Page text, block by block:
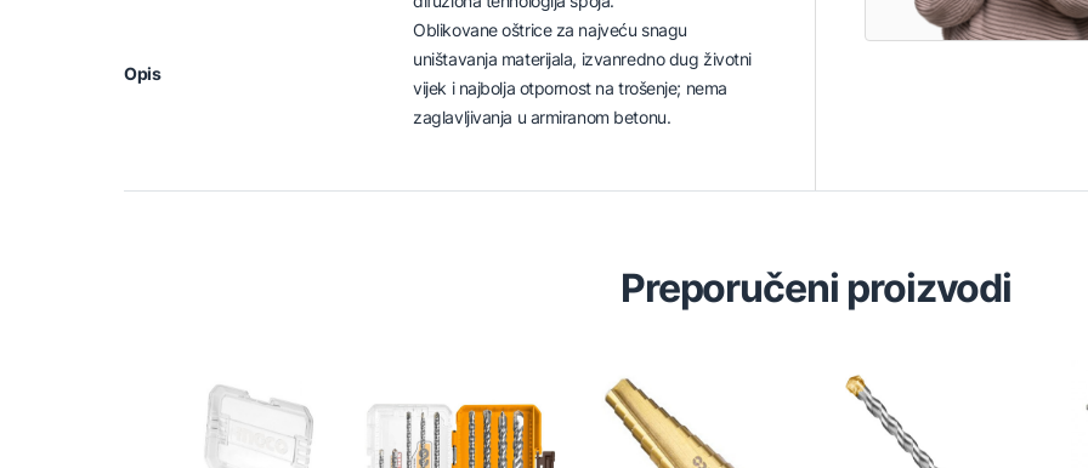
Opis
Oblikovane oštrice za najveću snagu
uništavanja materijala, izvanredno dug životni
vijek i najbolja otpornost na trošenje; nema
zaglavljivanja u armiranom betonu.
Preporučeni proizvodi